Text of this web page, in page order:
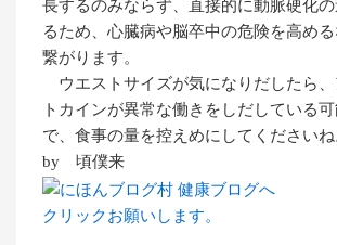
長するのみならず、直接的に動脈硬化
るため、心臓病や脳卒中の危険を高め
繋がります。
ウエストサイズが気になりだしたら、
トカインが異常な働きをしだしている
で、食事の量を控えめにしてくださいね
by 頃僕来
クリックお願いします。